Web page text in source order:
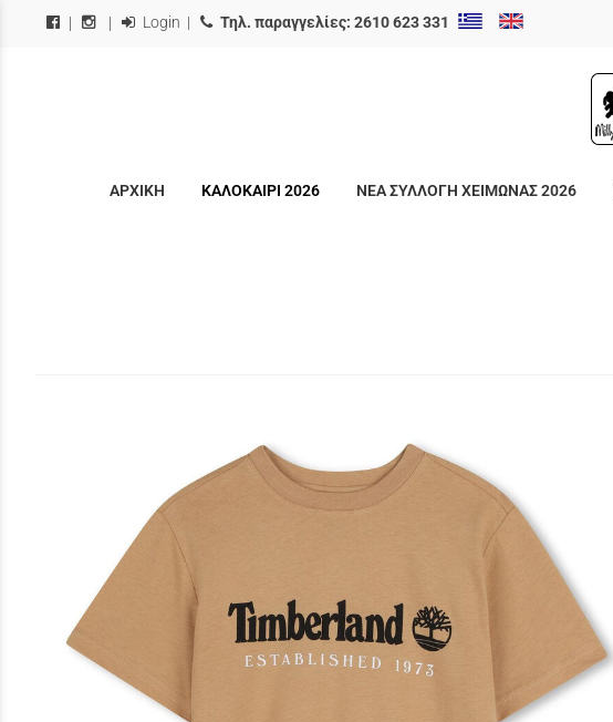
Login | Τηλ. παραγγελίες: 2610 623 331
ΑΡΧΙΚΗ ΚΑΛΟΚΑΙΡΙ 2026 ΝΕΑ ΣΥΛΛΟΓΗ ΧΕΙΜΩΝΑΣ 2026